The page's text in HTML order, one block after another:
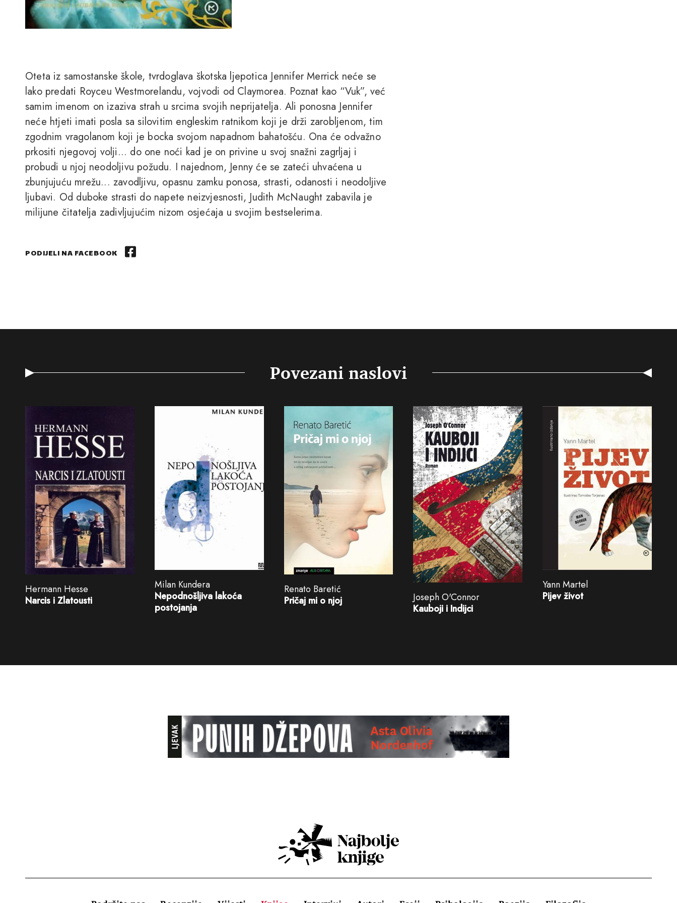
Oteta iz samostanske škole, tvrdoglava škotska ljepotica Jennifer Merrick neće se
lako predati Royceu Westmorelandu, vojvodi od Claymorea. Poznat kao “Vuk”, već
samim imenom on izaziva strah u srcima svojih neprijatelja. Ali ponosna Jennifer
neće htjeti imati posla sa silovitim engleskim ratnikom koji je drži zarobljenom, tim
zgodnim vragolanom koji je bocka svojom napadnom bahatošću. Ona će odvažno
prkositi njegovoj volji... do one noći kad je on privine u svoj snažni zagrljaj i
probudi u njoj neodoljivu požudu. I najednom, Jenny će se zateći uhvaćena u
zbunjujuću mrežu... zavodljivu, opasnu zamku ponosa, strasti, odanosti i neodoljive
ljubavi. Od duboke strasti do napete neizvjesnosti, Judith McNaught zabavila je
milijune čitatelja zadivljujućim nizom osjećaja u svojim bestselerima.
PODIJELI NA FACEBOOK
Povezani naslovi
Hermann Hesse
Narcis i Zlatousti
Milan Kundera
Nepodnošljiva lakoća
postojanja
Renato Baretić
Pričaj mi o njoj
Joseph O'Connor
Kauboji i Indijci
Yann Martel
Pijev život